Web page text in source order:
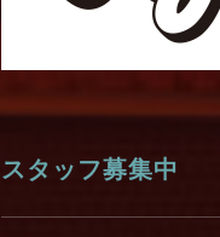
スタッフ募集中